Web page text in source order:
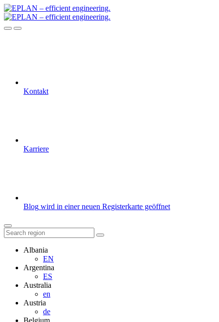
Kontakt
Karriere
Blog wird in einer neuen Registerkarte geöffnet
Albania
EN
Argentina
ES
Australia
en
Austria
de
Belgium